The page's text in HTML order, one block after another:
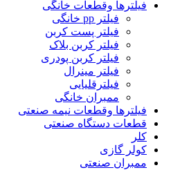
فیلترها وقطعات خانگی
فیلتر pp خانگی
فیلتر پست کربن
فیلتر کربن بلاک
فیلتر کربن پودری
فیلتر مینرال
فیلترقلیایی
ممبران خانگی
فیلترها وقطعات نیمه صنعتی
قطعات دستگاه صنعتی
کلر
کولر گازی
ممبران صنعتی